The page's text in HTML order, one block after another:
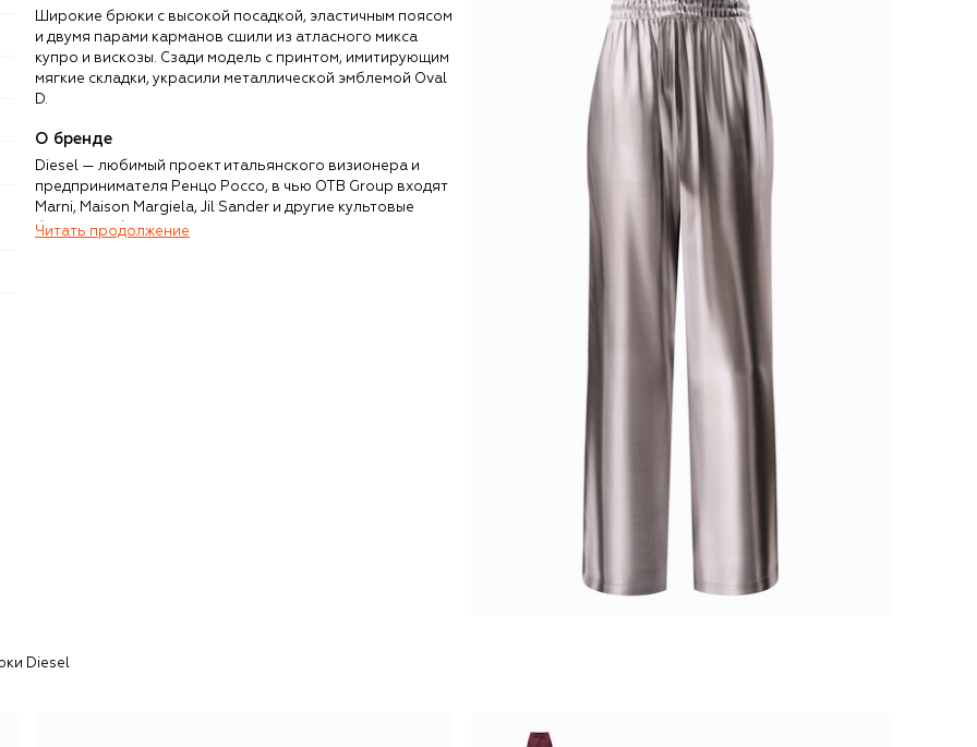
Широкие брюки с высокой посадкой, эластичным поясом
и двумя парами карманов сшили из атласного микса
купро и вискозы. Сзади модель с принтом, имитирующим
мягкие складки, украсили металлической эмблемой Oval
D.
О бренде
Diesel — любимый проект итальянского визионера и
предпринимателя Ренцо Россо, в чью OTB Group входят
Marni, Maison Margiela, Jil Sander и другие культовые
бренды. Работу с денимом Россо начал в 1970-х, и уже в
бренда it-сумку 1DR, кроссовки S-Prototype и множество
Читать продолжение
Diesel